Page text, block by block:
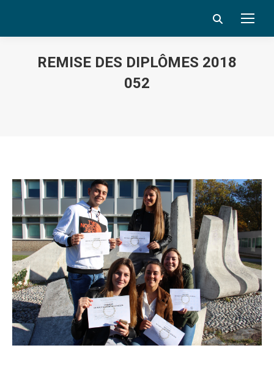
Search:
REMISE DES DIPLÔMES 2018
052